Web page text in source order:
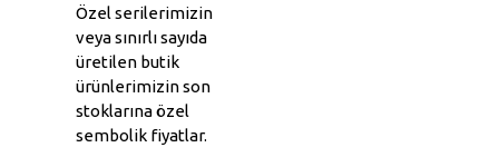
Özel serilerimizin
veya sınırlı sayıda
üretilen butik
ürünlerimizin son
stoklarına özel
sembolik fiyatlar.